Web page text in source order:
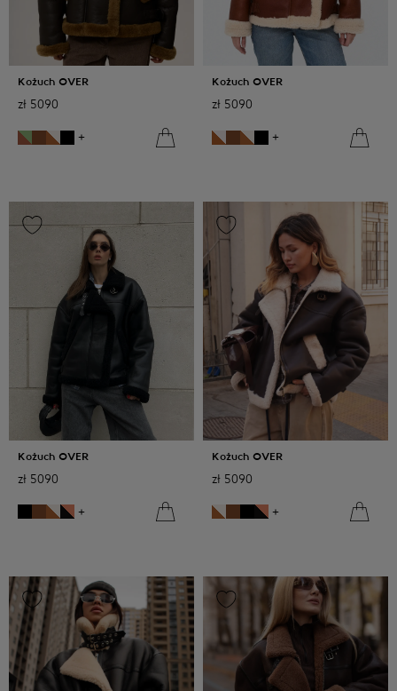
Kożuch OVER
zł 5090
+
Kożuch OVER
zł 5090
+
Kożuch OVER
zł 5090
+
Kożuch OVER
zł 5090
+